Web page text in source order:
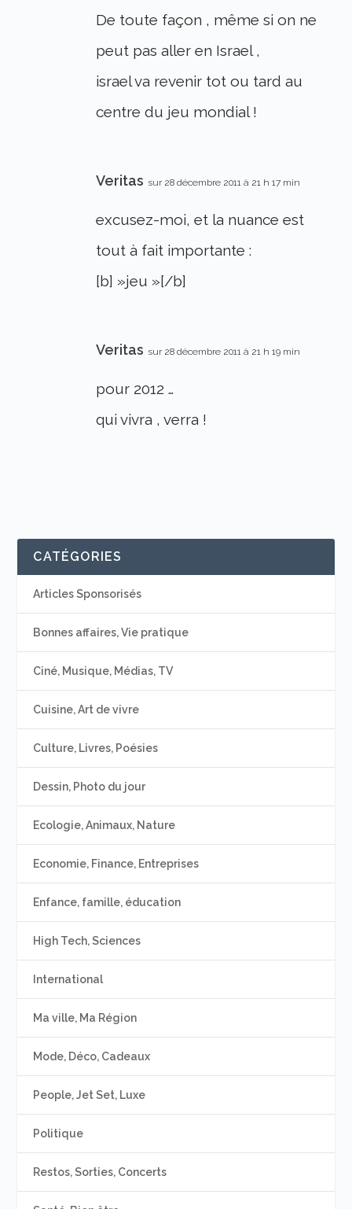
De toute façon , même si on ne
peut pas aller en Israel ,
israel va revenir tot ou tard au
centre du jeu mondial !
Veritas sur 28 décembre 2011 à 21 h 17 min
excusez-moi, et la nuance est
tout à fait importante :
[b] »jeu »[/b]
Veritas sur 28 décembre 2011 à 21 h 19 min
pour 2012 …
qui vivra , verra !
CATÉGORIES
Articles Sponsorisés
Bonnes affaires, Vie pratique
Ciné, Musique, Médias, TV
Cuisine, Art de vivre
Culture, Livres, Poésies
Dessin, Photo du jour
Ecologie, Animaux, Nature
Economie, Finance, Entreprises
Enfance, famille, éducation
High Tech, Sciences
International
Ma ville, Ma Région
Mode, Déco, Cadeaux
People, Jet Set, Luxe
Politique
Restos, Sorties, Concerts